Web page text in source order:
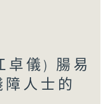
卓儀) 腸易
人士的